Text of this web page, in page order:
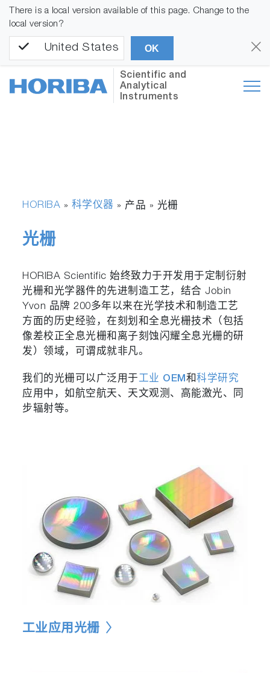
There is a local version available of this page. Change to the
local version?
United States OK
Scientific and
Analytical
Instruments
HORIBA » 科学仪器 » 产品 » 光栅
光栅
HORIBA Scientific 始终致力于开发用于定制衍射
光栅和光学器件的先进制造工艺，结合 Jobin
Yvon 品牌 200多年以来在光学技术和制造工艺
方面的历史经验，在刻划和全息光栅技术（包括
像差校正全息光栅和离子刻蚀闪耀全息光栅的研
发）领域，可谓成就非凡。
我们的光栅可以广泛用于工业 OEM和科学研究
应用中，如航空航天、天文观测、高能激光、同
步辐射等。
工业应用光栅